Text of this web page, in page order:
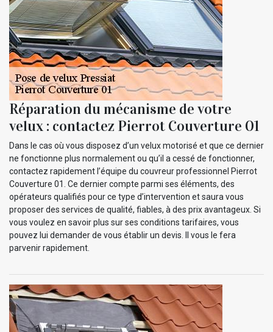
Réparation du mécanisme de votre
velux : contactez Pierrot Couverture 01
Dans le cas où vous disposez d’un velux motorisé et que ce dernier
ne fonctionne plus normalement ou qu’il a cessé de fonctionner,
contactez rapidement l’équipe du couvreur professionnel Pierrot
Couverture 01. Ce dernier compte parmi ses éléments, des
opérateurs qualifiés pour ce type d’intervention et saura vous
proposer des services de qualité, fiables, à des prix avantageux. Si
vous voulez en savoir plus sur ses conditions tarifaires, vous
pouvez lui demander de vous établir un devis. Il vous le fera
parvenir rapidement.